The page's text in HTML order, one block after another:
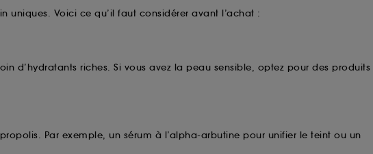
uniques. Voici ce qu’il faut considérer avant l’achat :
d’hydratants riches. Si vous avez la peau sensible, optez pour des produits
Par exemple, un sérum à l’alpha-arbutine pour unifier le teint ou un
données personnelles collectées ou générées lors
sans accepter". Voous pouvez à tout moment choisir